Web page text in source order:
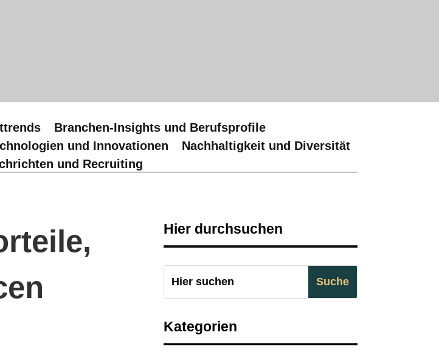
Branchen-Insights und Berufsprofile
und Innovationen
Nachhaltigkeit und Diversität
und Recruiting
Hier durchsuchen
Kategorien